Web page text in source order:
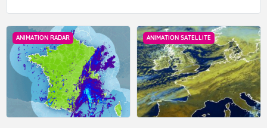
ANIMATION RADAR ANIMATION SATELLITE